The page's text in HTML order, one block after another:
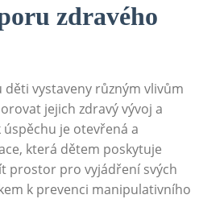
zdravého
děti vystaveny různým vlivům
jejich zdravý vývoj a
je otevřená a
která dětem poskytuje
prostor pro vyjádření svých
k prevenci manipulativního